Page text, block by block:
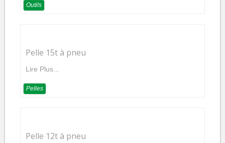
Outils
Pelle 15t à pneu
Lire Plus...
Pelles
Pelle 12t à pneu